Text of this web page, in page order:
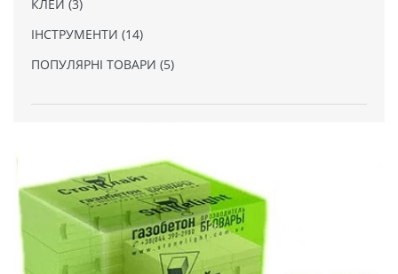
КЛЕЙ (3)
ІНСТРУМЕНТИ (14)
ПОПУЛЯРНІ ТОВАРИ (5)